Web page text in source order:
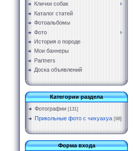
Клички собак
Каталог статей
Фотоальбомы
Фото
История о породе
Мои баннеры
Partners
Доска объявлений
Категории раздела
Фотографии [131]
Прикольные фото с чихуахуа [98]
Форма входа